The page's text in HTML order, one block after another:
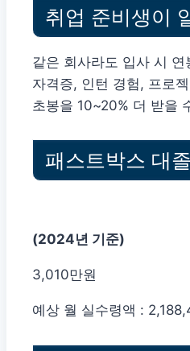
취업 준비생이
같은 회사라도 입사 시
자격증, 인턴 경험, 프로
초봉을 10~20% 더 받을
패스트박스 대
(2024년 기준)
3,010만원
예상 월 실수령액 :